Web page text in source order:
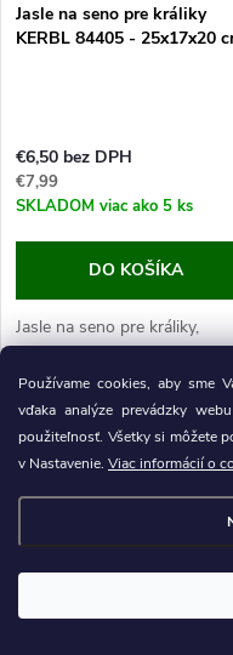
Používame cookies, aby sme
vďaka analýze prevádzky
použiteľnosť. Všetky si môžete
v Nastavenie. Viac informácií o
Jasle na seno pre králiky
KERBL 84405 - 25x17x20
€6,50 bez DPH
€7,99
SKLADOM viac ako 5 ks
DO KOŠÍKA
Jasle na seno pre králiky,
ochrana pred znečistením
krmiva, z kvalitného dreva,
jednoduchá montáž, rozmery
25x17x20 cm. Potešte
zajačikov kvalitným a